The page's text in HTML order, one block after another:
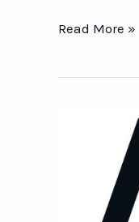
Datasys
Read More »